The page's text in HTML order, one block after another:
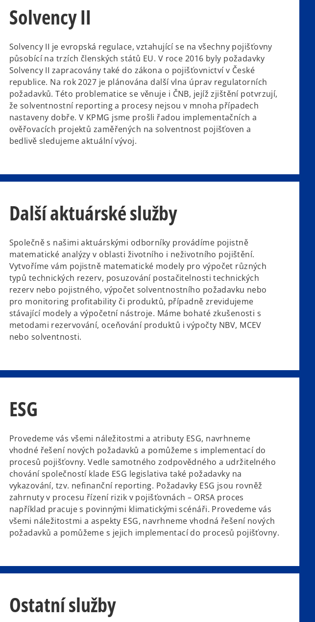
e
a
b
a
b
Solvency II
Solvency II je evropská regulace, vztahující se na všechny pojišťovny
působící na trzích členských států EU. V roce 2016 byly požadavky
Solvency II zapracovány také do zákona o pojišťovnictví v České
republice. Na rok 2027 je plánována další vlna úprav regulatorních
požadavků. Této problematice se věnuje i ČNB, jejíž zjištění potvrzují,
že solventnostní reporting a procesy nejsou v mnoha případech
nastaveny dobře. V KPMG jsme prošli řadou implementačních a
ověřovacích projektů zaměřených na solventnost pojišťoven a
bedlivě sledujeme aktuální vývoj.
Další aktuárské služby
Společně s našimi aktuárskými odborníky provádíme pojistně
matematické analýzy v oblasti životního i neživotního pojištění.
Vytvoříme vám pojistně matematické modely pro výpočet různých
typů technických rezerv, posuzování postačitelnosti technických
rezerv nebo pojistného, výpočet solventnostního požadavku nebo
pro monitoring profitability či produktů, případně zrevidujeme
stávající modely a výpočetní nástroje. Máme bohaté zkušenosti s
metodami rezervování, oceňování produktů i výpočty NBV, MCEV
nebo solventnosti.
ESG
Provedeme vás všemi náležitostmi a atributy ESG, navrhneme
vhodné řešení nových požadavků a pomůžeme s implementací do
procesů pojišťovny. Vedle samotného zodpovědného a udržitelného
chování společností klade ESG legislativa také požadavky na
vykazování, tzv. nefinanční reporting. Požadavky ESG jsou rovněž
zahrnuty v procesu řízení rizik v pojišťovnách – ORSA proces
například pracuje s povinnými klimatickými scénáři. Provedeme vás
všemi náležitostmi a aspekty ESG, navrhneme vhodná řešení nových
požadavků a pomůžeme s jejich implementací do procesů pojišťovny.
Ostatní služby